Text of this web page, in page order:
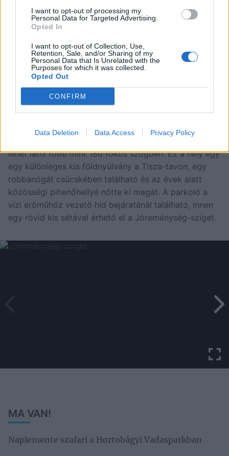
I want to opt-out of processing my
Personal Data for Targeted Advertising.
Opted In
I want to opt-out of Collection, Use,
Retention, Sale, and/or Sharing of my
Personal Data that Is Unrelated with the
Purposes for which it was collected.
Opted Out
CONFIRM
Data Deletion Data Access Privacy Policy
Egy kis kitérő – JóreményStég
A Tiszát és a Tisza-tavat szívügyének tekintő Ljasuk
Dimitry a karantén idejére kiköltözött a Tisza-tó apró
félszigetére, a “Jóreménység-szigetre”, ahol azután
lehet látni több mint 180 fokos szögben. Ez a hely egy
egy különleges kis földnyúlvány a Tisza-tavon, egy
robbanógát csücskében található és az évek alatt
közösségi pihenőhellyé nőtte ki magát. A parkoló a
vízi erőműhöz vezető híd bejáratánál található, innen
egy rövid kis sétával érhető el a Jóreménység-sziget.
MA VAN!
Naplemente szafari a Hortobágyi Vadasparkban